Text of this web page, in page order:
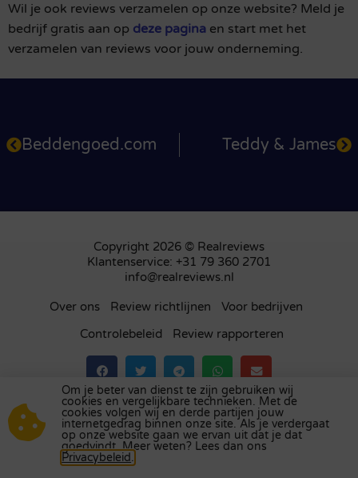
Wil je ook reviews verzamelen op onze website? Meld je
bedrijf gratis aan op deze pagina en start met het
verzamelen van reviews voor jouw onderneming.
Beddengoed.com Teddy & James
Copyright 2026 © Realreviews
Klantenservice: +31 79 360 2701
info@realreviews.nl
Over ons Review richtlijnen
Voor bedrijven
Controlebeleid
Review rapporteren
Bezoek ons review platform inhet Verenigd
Koninkrijk,Frankrijk,Duitsland ,België,Spanje,
Italië
,Portugal,Polen,Denemarken ,Finland
Zweden.
Om je beter van dienst te zijn gebruiken wij
cookies en vergelijkbare technieken. Met de
cookies volgen wij en derde partijen jouw
internetgedrag binnen onze site. Als je verdergaat
op onze website gaan we ervan uit dat je dat
goedvindt. Meer weten? Lees dan ons
Privacybeleid.